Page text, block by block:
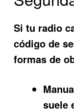
Si tu radio
código de
formas de
suele